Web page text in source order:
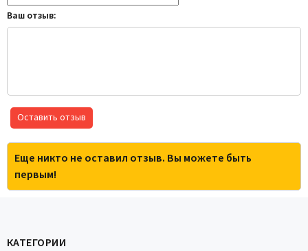
Ваш отзыв:
Оставить отзыв
Еще никто не оставил отзыв. Вы можете быть
первым!
КАТЕГОРИИ